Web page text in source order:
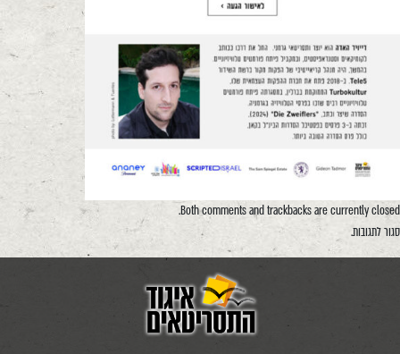
Both comments and trackbacks are currently closed.
סגור לתגובות.